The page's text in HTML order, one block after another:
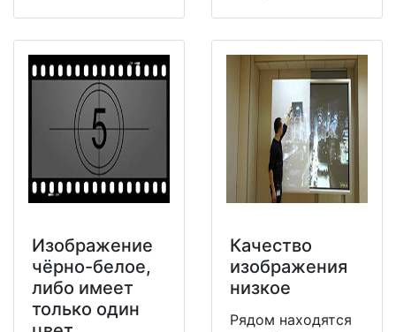
Изображение
чёрно-белое,
либо имеет
только один
Качество
изображения
низкое
Рядом находятся